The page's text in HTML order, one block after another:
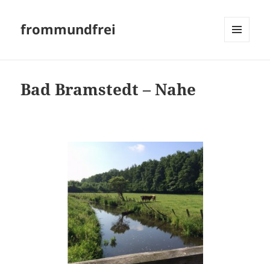
frommundfrei
Bad Bramstedt – Nahe